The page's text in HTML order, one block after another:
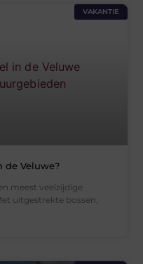
VAKANTIE
de Veluwe?
meest veelzijdige
uitgestrekte bossen,